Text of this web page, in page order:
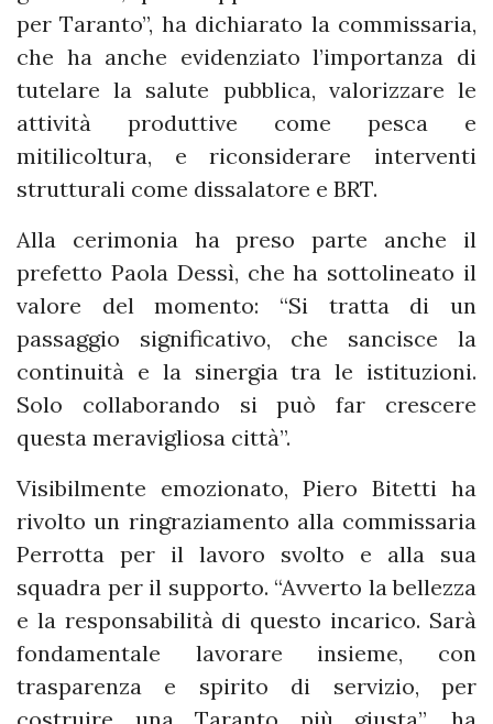
per Taranto”, ha dichiarato la commissaria,
che ha anche evidenziato l’importanza di
tutelare la salute pubblica, valorizzare le
attività produttive come pesca e
mitilicoltura, e riconsiderare interventi
strutturali come dissalatore e BRT.
Alla cerimonia ha preso parte anche il
prefetto Paola Dessì, che ha sottolineato il
valore del momento: “Si tratta di un
passaggio significativo, che sancisce la
continuità e la sinergia tra le istituzioni.
Solo collaborando si può far crescere
questa meravigliosa città”.
Visibilmente emozionato, Piero Bitetti ha
rivolto un ringraziamento alla commissaria
Perrotta per il lavoro svolto e alla sua
squadra per il supporto. “Avverto la bellezza
e la responsabilità di questo incarico. Sarà
fondamentale lavorare insieme, con
trasparenza e spirito di servizio, per